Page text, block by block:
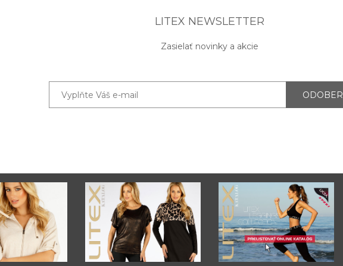
LITEX NEWSLETTER
Zasielať novinky a akcie